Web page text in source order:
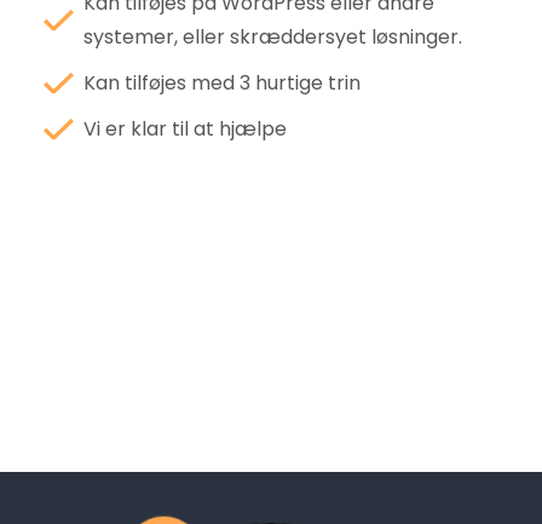
systemer, eller skræddersyet løsninger.
Kan tilføjes med 3 hurtige trin
Vi er klar til at hjælpe